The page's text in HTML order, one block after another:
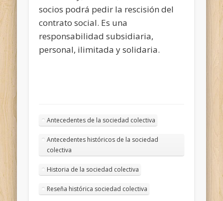
socios podrá pedir la rescisión del
contrato social. Es una
responsabilidad subsidiaria,
personal, ilimitada y solidaria.
Antecedentes de la sociedad colectiva
Antecedentes históricos de la sociedad
colectiva
Historia de la sociedad colectiva
Reseña histórica sociedad colectiva